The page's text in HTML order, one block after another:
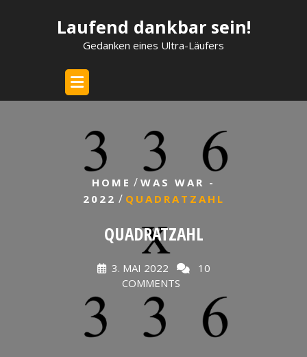
Laufend dankbar sein!
Gedanken eines Ultra-Läufers
HOME / WAS WAR -
2022 / QUADRATZAHL
QUADRATZAHL
3. MAI 2022
10
COMMENTS